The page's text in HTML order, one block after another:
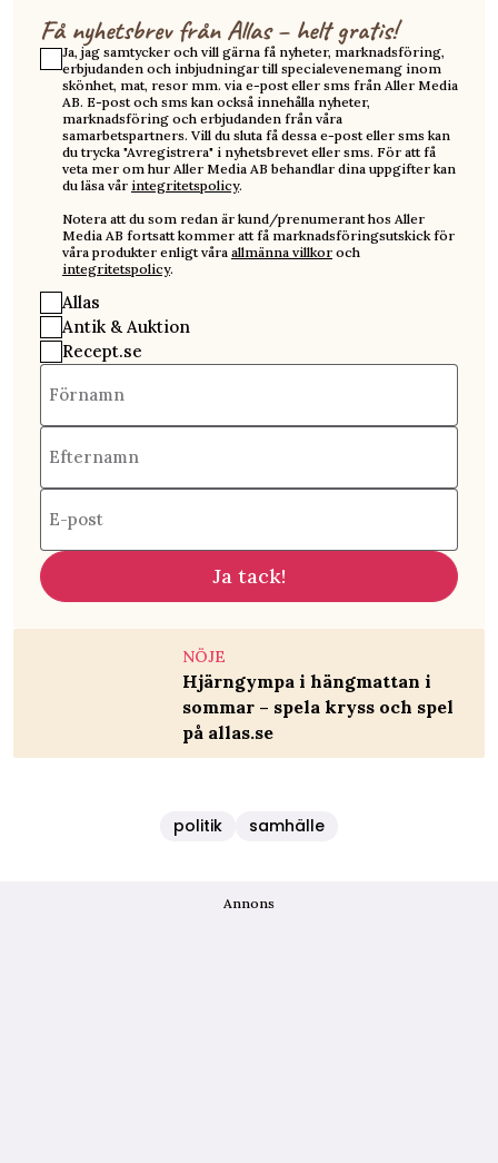
Få nyhetsbrev från Allas – helt gratis!
Ja, jag samtycker och vill gärna få nyheter, marknadsföring,
erbjudanden och inbjudningar till specialevenemang inom
skönhet, mat, resor mm. via e-post eller sms från Aller Media
AB. E-post och sms kan också innehålla nyheter,
marknadsföring och erbjudanden från våra
samarbetspartners. Vill du sluta få dessa e-post eller sms kan
du trycka "Avregistrera" i nyhetsbrevet eller sms. För att få
veta mer om hur Aller Media AB behandlar dina uppgifter kan
du läsa vår integritetspolicy.
Notera att du som redan är kund/prenumerant hos Aller
Media AB fortsatt kommer att få marknadsföringsutskick för
våra produkter enligt våra allmänna villkor och
integritetspolicy.
Allas
Antik & Auktion
Recept.se
Förnamn
Efternamn
E-post
Ja tack!
NÖJE
Hjärngympa i hängmattan i
sommar – spela kryss och spel
på allas.se
politik samhälle
Annons